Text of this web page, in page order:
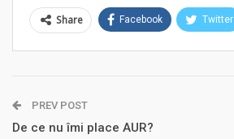
Share Facebook Twitter
PREV POST
De ce nu îmi place AUR?